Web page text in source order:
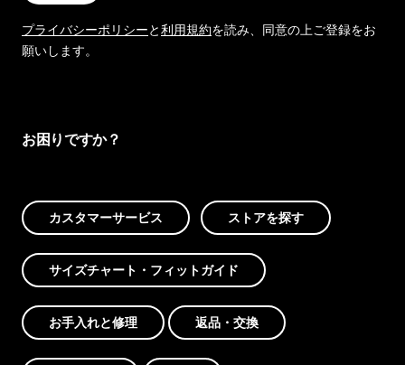
プライバシーポリシーと利用規約を読み、同意の上ご登録をお
願いします。
お困りですか？
カスタマーサービス ストアを探す
サイズチャート・フィットガイド
お手入れと修理 返品・交換